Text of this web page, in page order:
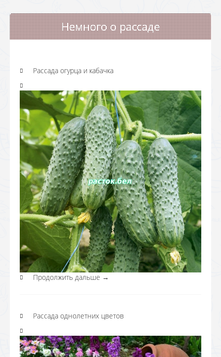
Немного о рассаде
Рассада огурца и кабачка
Продолжить дальше →
Рассада однолетних цветов